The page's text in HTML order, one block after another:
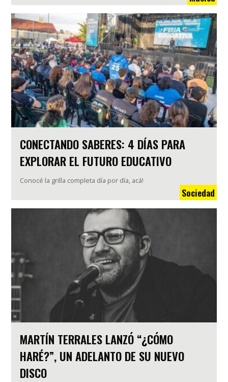
CONECTANDO SABERES: 4 DÍAS PARA
EXPLORAR EL FUTURO EDUCATIVO
Conocé la grilla completa día por día, acá!
Sociedad
MARTÍN TERRALES LANZÓ “¿CÓMO
HARÉ?”, UN ADELANTO DE SU NUEVO
DISCO